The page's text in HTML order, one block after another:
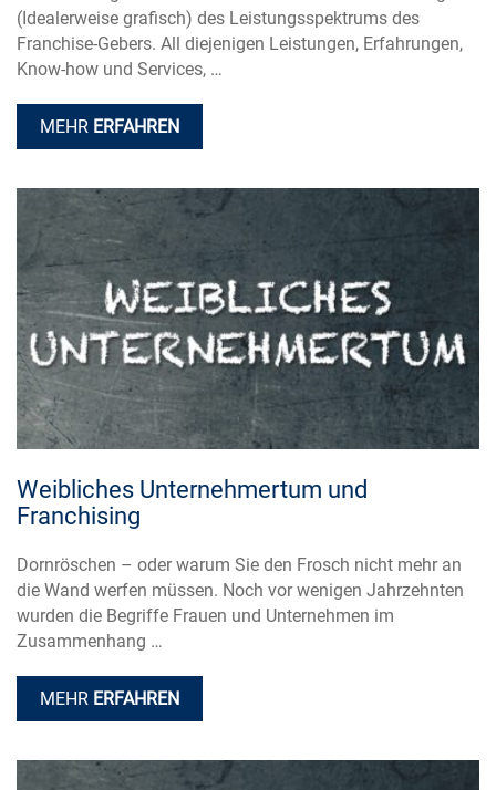
(Idealerweise grafisch) des Leistungsspektrums des
Franchise-Gebers. All diejenigen Leistungen, Erfahrungen,
Know-how und Services, …
MEHR ERFAHREN
Weibliches Unternehmertum und
Franchising
Dornröschen – oder warum Sie den Frosch nicht mehr an
die Wand werfen müssen. Noch vor wenigen Jahrzehnten
wurden die Begriffe Frauen und Unternehmen im
Zusammenhang …
MEHR ERFAHREN